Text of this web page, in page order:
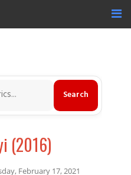
(2016)
February 17, 2021